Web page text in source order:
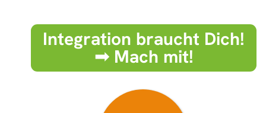
Integration braucht Dich!
➟ Mach mit!